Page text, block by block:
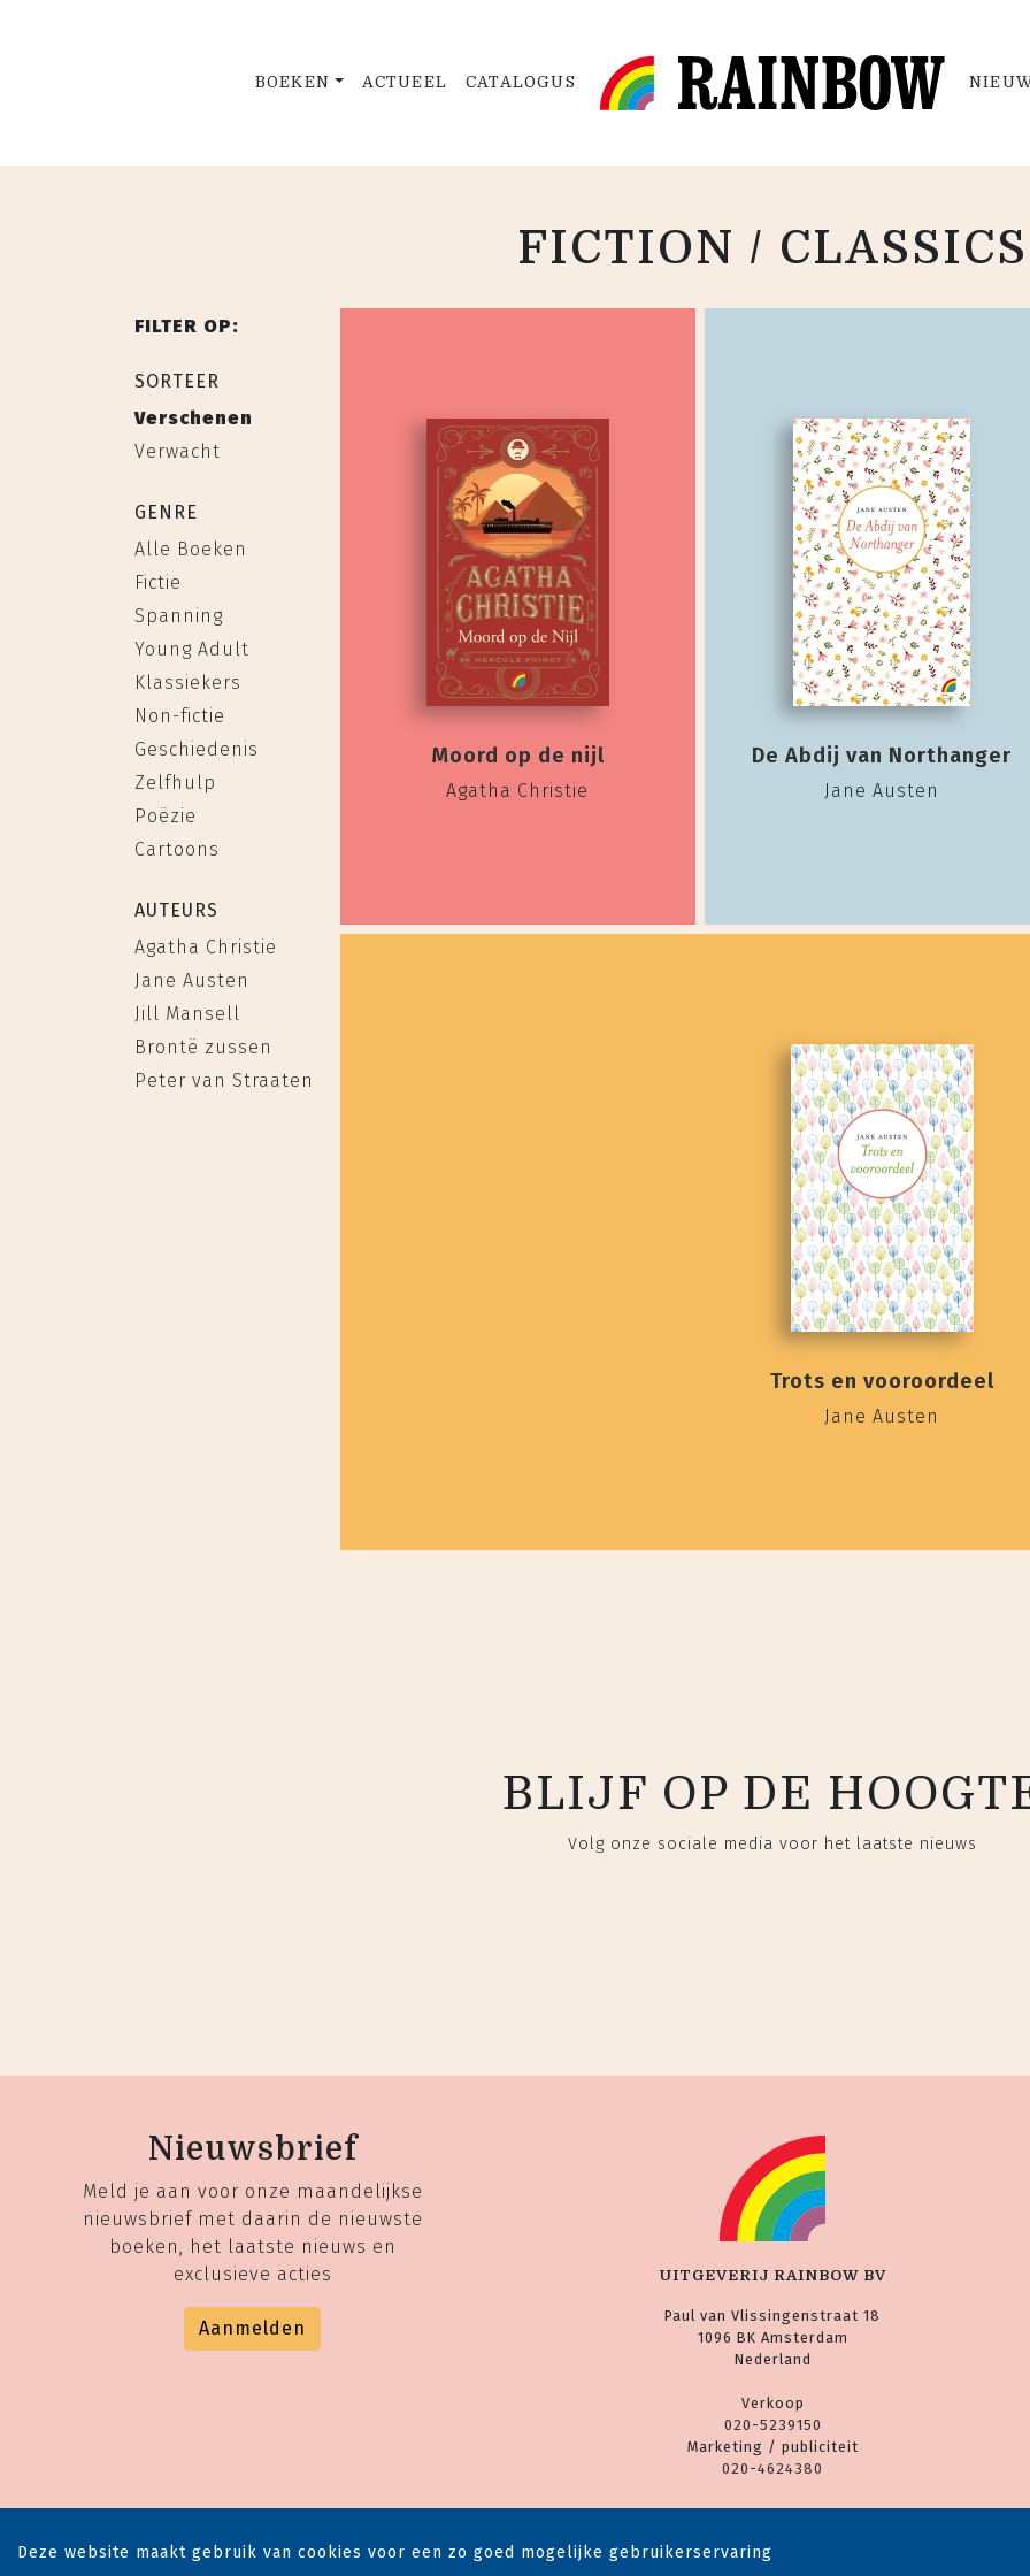
BOEKEN ACTUEEL CATALOGUS
FICTION / CLASSICS
FILTER OP:
SORTEER
Verschenen
Verwacht
GENRE
Alle Boeken
Fictie
Spanning
Young Adult
Klassiekers
Non-fictie
Geschiedenis
Zelfhulp
Poëzie
Cartoons
AUTEURS
Agatha Christie
Jane Austen
Jill Mansell
Brontë zussen
Peter van Straaten
Moord op de nijl
Agatha Christie
De Abdij van Northanger
Jane Austen
Trots en vooroordeel
Jane Austen
BLIJF OP DE
Volg onze sociale media voor het laatste nieuws
Nieuwsbrief
Meld je aan voor onze maandelijkse
nieuwsbrief met daarin de nieuwste
boeken, het laatste nieuws en
exclusieve acties
Aanmelden
UITGEVERIJ RAINBOW BV
Paul van Vlissingenstraat 18
1096 BK Amsterdam
Nederland
Verkoop
020-5239150
Marketing / publiciteit
020-4624380
Deze website maakt gebruik van cookies voor een zo goed mogelijke gebruikerservaring